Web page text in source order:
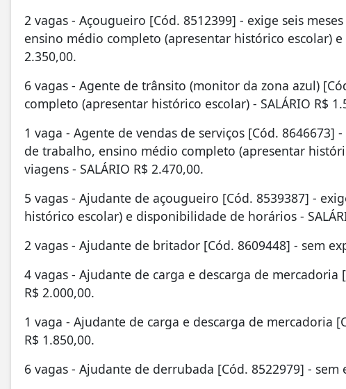
2 vagas - Açougueiro [Cód. 8512399] - exige seis
ensino médio completo (apresentar histórico escolar)
2.350,00.
6 vagas - Agente de trânsito (monitor da zona azul)
completo (apresentar histórico escolar) - SALÁRIO R$
1 vaga - Agente de vendas de serviços [Cód. 8646673]
de trabalho, ensino médio completo (apresentar
viagens - SALÁRIO R$ 2.470,00.
5 vagas - Ajudante de açougueiro [Cód. 8539387] -
histórico escolar) e disponibilidade de horários -
2 vagas - Ajudante de britador [Cód. 8609448] - sem
4 vagas - Ajudante de carga e descarga de mercadoria
R$ 2.000,00.
1 vaga - Ajudante de carga e descarga de mercadoria
R$ 1.850,00.
6 vagas - Ajudante de derrubada [Cód. 8522979] - sem